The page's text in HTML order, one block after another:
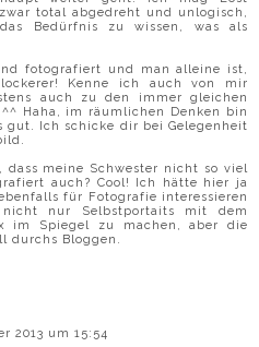
total abgedreht und unlogisch,
Bedürfnis zu wissen, was als
fotografiert und man alleine ist,
Kenne ich auch von mir
auch zu den immer gleichen
Haha, im räumlichen Denken bin
gut. Ich schicke dir bei Gelegenheit
dass meine Schwester nicht so viel
auch? Cool! Ich hätte hier ja
für Fotografie interessieren
nur Selbstportaits mit dem
im Spiegel zu machen, aber die
durchs Bloggen.
2013 um 15:54